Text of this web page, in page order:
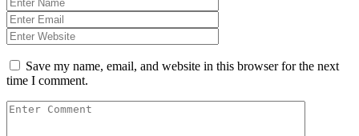
Save my name, email, and website in this browser for the next
time I comment.